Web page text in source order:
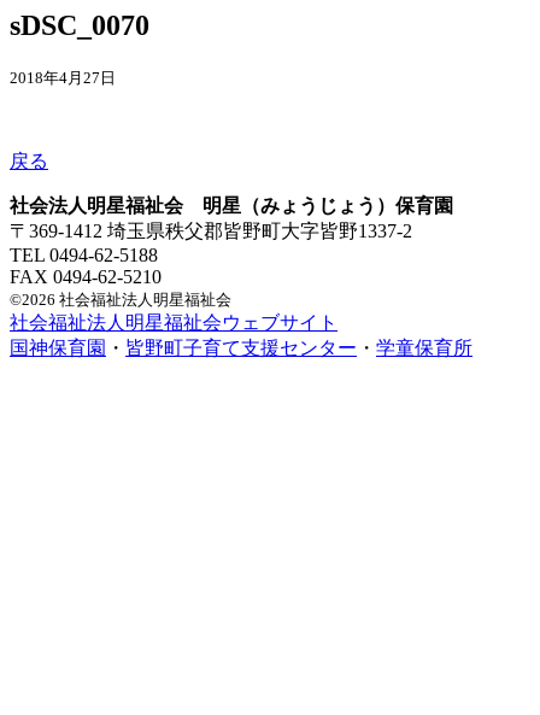
sDSC_0070
2018年4月27日
戻る
社会法人明星福祉会 明星（みょうじょう）保育園
〒369-1412 埼玉県秩父郡皆野町大字皆野1337-2
TEL 0494-62-5188
FAX 0494-62-5210
©2026 社会福祉法人明星福祉会
社会福祉法人明星福祉会ウェブサイト
国神保育園 ・ 皆野町子育て支援センター ・ 学童保育所